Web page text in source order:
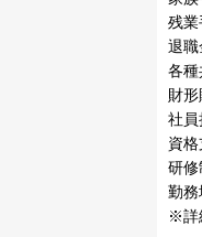
残業
退職
各種
財
社員
資
研修
勤務
※詳